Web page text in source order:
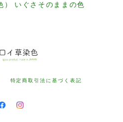
） いぐさそのままの色
特定商取引法に基づく表記